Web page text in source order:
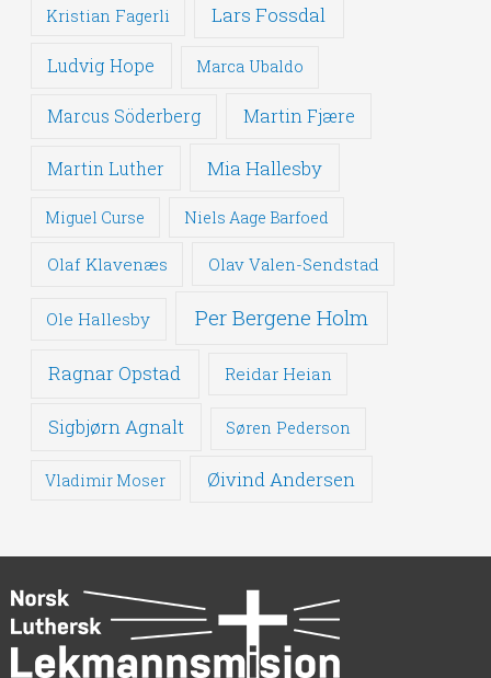
Kristian Fagerli Lars Fossdal
Ludvig Hope Marca Ubaldo
Marcus Söderberg Martin Fjære
Martin Luther Mia Hallesby
Miguel Curse Niels Aage Barfoed
Olaf Klavenæs Olav Valen-Sendstad
Ole Hallesby Per Bergene Holm
Ragnar Opstad Reidar Heian
Sigbjørn Agnalt Søren Pederson
Vladimir Moser Øivind Andersen